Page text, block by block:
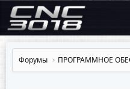
Форумы ПРОГРАММНОЕ